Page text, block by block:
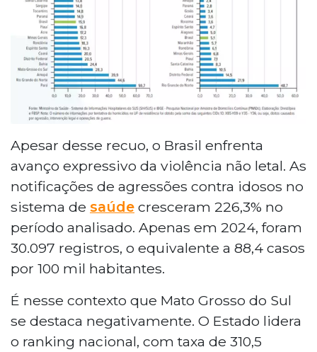
Apesar desse recuo, o Brasil enfrenta
avanço expressivo da violência não letal. As
notificações de agressões contra idosos no
sistema de saúde cresceram 226,3% no
período analisado. Apenas em 2024, foram
30.097 registros, o equivalente a 88,4 casos
por 100 mil habitantes.
É nesse contexto que Mato Grosso do Sul
se destaca negativamente. O Estado lidera
o ranking nacional, com taxa de 310,5